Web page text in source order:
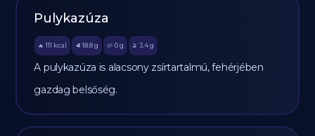
Pulykazúza
🔥 111 kcal 🥩 18.8 g 🥔 0g 🫒 3.4 g
A pulykazúza is alacsony zsírtartalmú, fehérjében
gazdag belsőség.